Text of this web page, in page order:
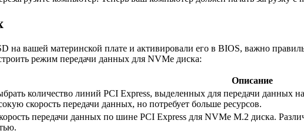
на вашей материнской плате и активировали его в BIOS, важно
режим передачи данных для NVMe диска:
Описание
количество линий PCI Express, выделенных для передачи
скорость передачи данных, но потребует больше ресурсов.
передачи данных по шине PCI Express для NVMe M.2 диска.